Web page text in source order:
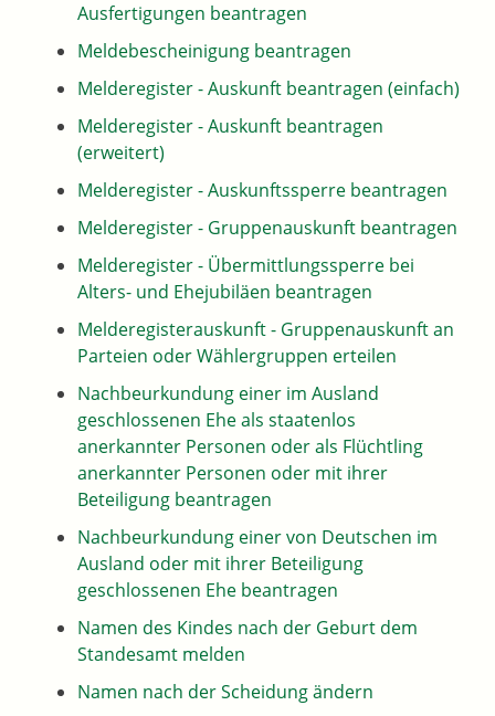
Ausfertigungen beantragen
Meldebescheinigung beantragen
Melderegister - Auskunft beantragen (einfach)
Melderegister - Auskunft beantragen
(erweitert)
Melderegister - Auskunftssperre beantragen
Melderegister - Gruppenauskunft beantragen
Melderegister - Übermittlungssperre bei
Alters- und Ehejubiläen beantragen
Melderegisterauskunft - Gruppenauskunft an
Parteien oder Wählergruppen erteilen
Nachbeurkundung einer im Ausland
geschlossenen Ehe als staatenlos
anerkannter Personen oder als Flüchtling
anerkannter Personen oder mit ihrer
Beteiligung beantragen
Nachbeurkundung einer von Deutschen im
Ausland oder mit ihrer Beteiligung
geschlossenen Ehe beantragen
Namen des Kindes nach der Geburt dem
Standesamt melden
Namen nach der Scheidung ändern